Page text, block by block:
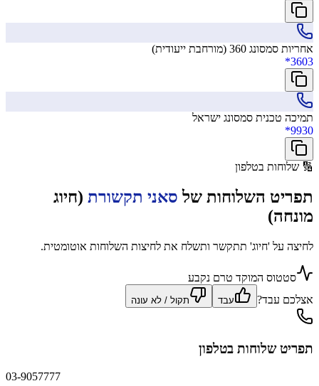
אחריות סמסונג 360 (מורחבת ייעודית)
*3603
תמיכה טכנית סמסונג ישראל
*9930
🔢 שלוחות בטלפון
תפריט השלוחות של סאני תקשורת (חיוג
מונחה)
לחיצה על 'חיוג' תתקשר ותשלח את לחיצות השלוחות אוטומטית.
סטטוס המוקד טרם נקבע
אצלכם עבד?
עבד תקול / לא עונה
תפריט שלוחות בטלפון
03-9057777